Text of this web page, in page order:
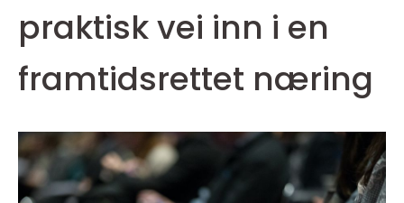
praktisk vei inn i en
framtidsrettet næring